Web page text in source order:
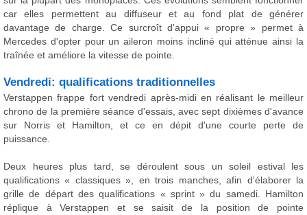
car elles permettent au diffuseur et au fond plat de générer
davantage de charge. Ce surcroît d'appui « propre » permet à
Mercedes d'opter pour un aileron moins incliné qui atténue ainsi la
traînée et améliore la vitesse de pointe.
Vendredi: qualifications traditionnelles
Verstappen frappe fort vendredi après-midi en réalisant le meilleur
chrono de la première séance d'essais, avec sept dixièmes d'avance
sur Norris et Hamilton, et ce en dépit d'une courte perte de
puissance.
Deux heures plus tard, se déroulent sous un soleil estival les
qualifications « classiques », en trois manches, afin d'élaborer la
grille de départ des qualifications « sprint » du samedi. Hamilton
réplique à Verstappen et se saisit de la position de pointe